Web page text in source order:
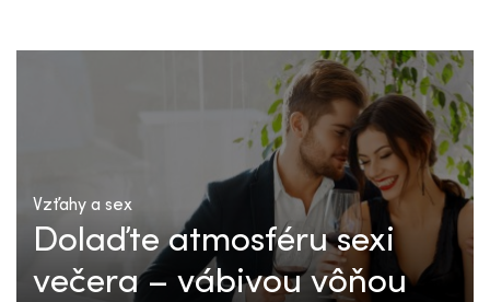
Vzťahy a sex
Dolaďte atmosféru sexi
večera – vábivou vôňou